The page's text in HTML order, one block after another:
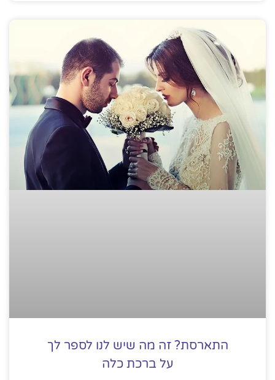
התארסת? זה מה שיש לנו לספר לך
על ברכת כלה